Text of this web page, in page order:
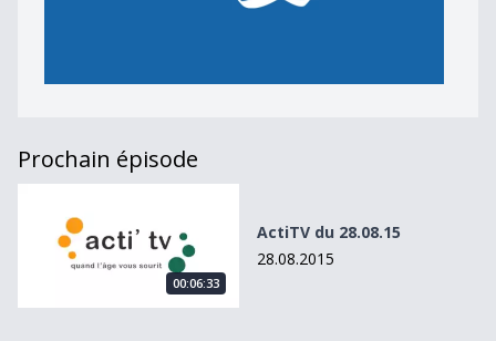
Prochain épisode
00:06:33
ActiTV du 28.08.15
28.08.2015